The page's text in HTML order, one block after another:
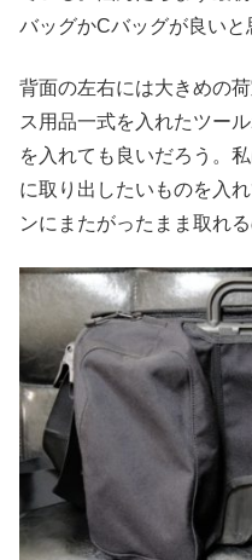
バッグかCバッグが良いと
背面の左右には大きめの
ス用品一式を入れたツー
を入れても良いだろう。
に取り出したいものを入
ンにまたがったまま取れる